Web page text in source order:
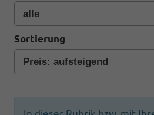
Sortierung